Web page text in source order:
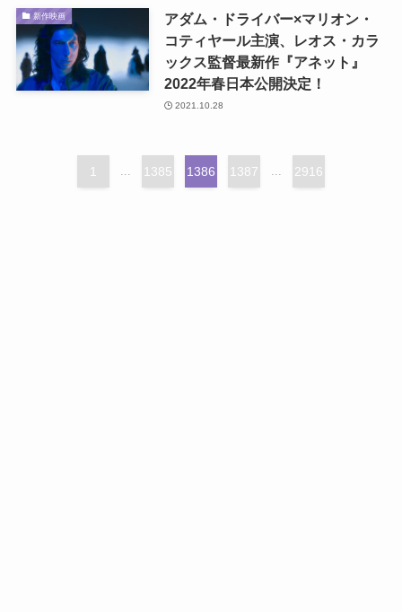
新作映画
アダム・ドライバー×マリオン・
コティヤール主演、レオス・カラ
ックス監督最新作『アネット』
2022年春日本公開決定！
2021.10.28
1 1385 1386 1387 2916